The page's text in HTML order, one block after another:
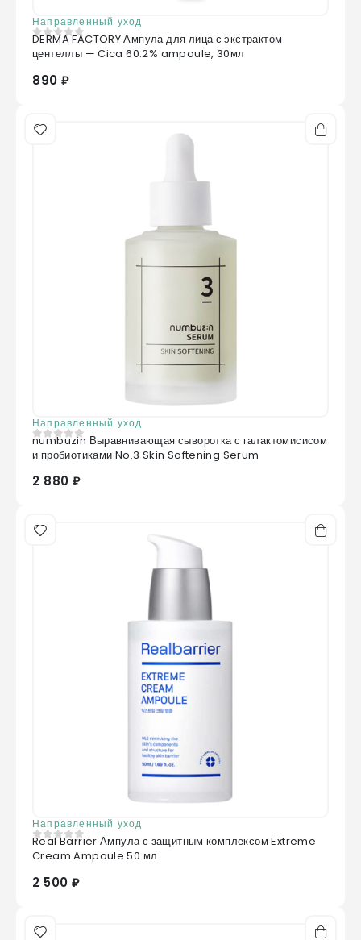
Направленный уход
0 из 5
DERMA FACTORY Ампула для лица с экстрактом
центеллы — Cica 60.2% ampoule, 30мл
890 ₽
Направленный уход
0из 5
numbuzin Выравнивающая сыворотка с галактомисисом
и пробиотиками No.3 Skin Softening Serum
2 880 ₽
Направленный уход
0 из 5
Real Barrier Ампула с защитным комплексом Extreme
Cream Ampoule 50 мл
2 500 ₽